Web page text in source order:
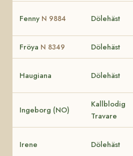
Fenny N 9884 Dölehäst
Fröya N 8349 Dölehäst
Haugiana Dölehäst
Ingeborg (NO)
Kallblodig
Travare
Irene Dölehäst